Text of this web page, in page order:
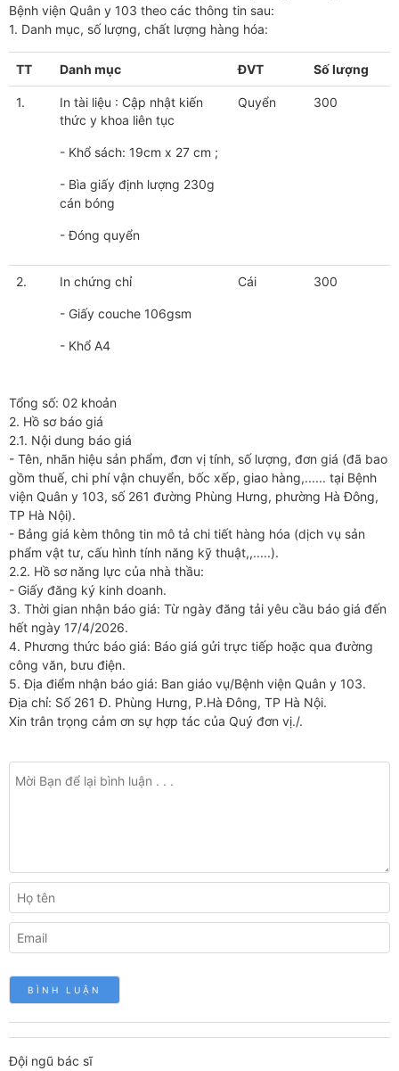
Bệnh viện Quân y 103 theo các thông tin sau:
1. Danh mục, số lượng, chất lượng hàng hóa:
TT Danh mục ĐVT Số lượng
1.
In tài liệu : Cập nhật kiến
thức y khoa liên tục
- Khổ sách: 19cm x 27 cm ;
- Bìa giấy định lượng 230g
cán bóng
- Đóng quyển
Quyển 300
2. In chứng chỉ
- Giấy couche 106gsm
- Khổ A4
Cái 300
Tổng số: 02 khoản
2. Hồ sơ báo giá
2.1. Nội dung báo giá
- Tên, nhãn hiệu sản phẩm, đơn vị tính, số lượng, đơn giá (đã bao
gồm thuế, chi phí vận chuyển, bốc xếp, giao hàng,...... tại Bệnh
viện Quân y 103, số 261 đường Phùng Hưng, phường Hà Đông,
TP Hà Nội).
- Bảng giá kèm thông tin mô tả chi tiết hàng hóa (dịch vụ sản
phẩm vật tư, cấu hình tính năng kỹ thuật,,.....).
2.2. Hồ sơ năng lực của nhà thầu:
- Giấy đăng ký kinh doanh.
3. Thời gian nhận báo giá: Từ ngày đăng tải yêu cầu báo giá đến
hết ngày 17/4/2026.
4. Phương thức báo giá: Báo giá gửi trực tiếp hoặc qua đường
công văn, bưu điện.
5. Địa điểm nhận báo giá: Ban giáo vụ/Bệnh viện Quân y 103.
Địa chỉ: Số 261 Đ. Phùng Hưng, P.Hà Đông, TP Hà Nội.
Xin trân trọng cảm ơn sự hợp tác của Quý đơn vị./.
Đội ngũ bác sĩ